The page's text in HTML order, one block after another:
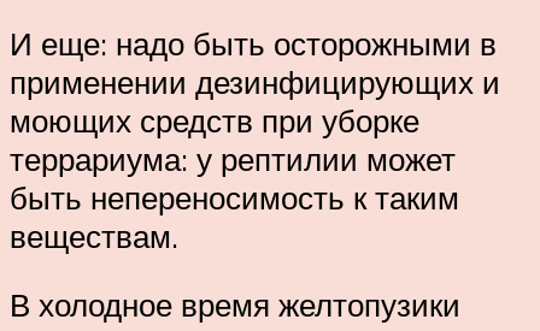
И еще: надо быть осторожными в
применении дезинфицирующих и
моющих средств при уборке
террариума: у рептилии может
быть непереносимость к таким
веществам.
В холодное время желтопузики